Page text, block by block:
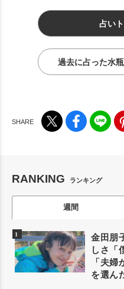
占い
過去に占った水
RANKING ランキング
週間
金田朋
しさ「
「夫
を選ん